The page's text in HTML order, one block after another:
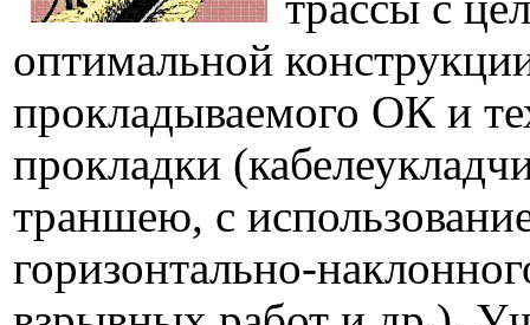
оптимальной
прокладываемого ОК и
прокладки
траншею, с
горизонтально-